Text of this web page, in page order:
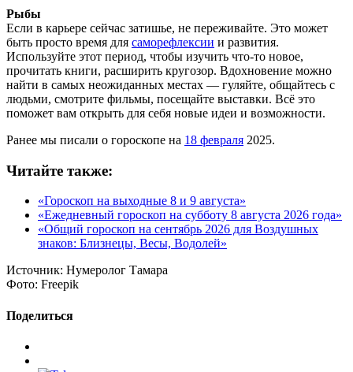
Рыбы
Если в карьере сейчас затишье, не переживайте. Это может
быть просто время для саморефлексии и развития.
Используйте этот период, чтобы изучить что-то новое,
прочитать книги, расширить кругозор. Вдохновение можно
найти в самых неожиданных местах — гуляйте, общайтесь с
людьми, смотрите фильмы, посещайте выставки. Всё это
поможет вам открыть для себя новые идеи и возможности.
Ранее мы писали о гороскопе на 18 февраля 2025.
Читайте также:
«Гороскоп на выходные 8 и 9 августа»
«Ежедневный гороскоп на субботу 8 августа 2026 года»
«Общий гороскоп на сентябрь 2026 для Воздушных
знаков: Близнецы, Весы, Водолей»
Источник: Нумеролог Тамара
Фото: Freepik
Поделиться